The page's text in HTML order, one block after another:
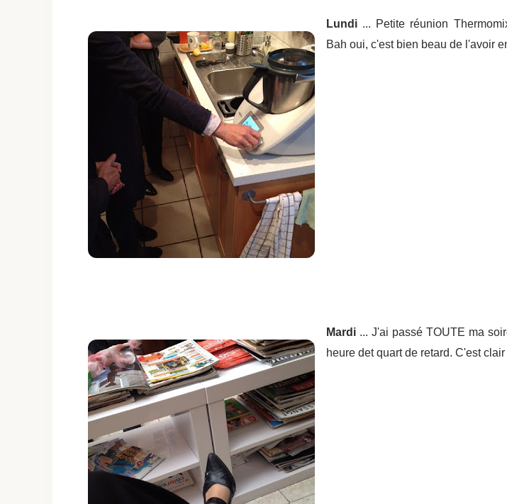
Lundi... Petite réunion
Bah oui, c'est bien beau de l'avoir
Mardi... J'ai passé TOUTE ma
heure det quart de retard. C'est